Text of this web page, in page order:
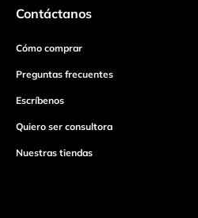
Contáctanos
Cómo comprar
Preguntas frecuentes
Escríbenos
Quiero ser consultora
Nuestras tiendas